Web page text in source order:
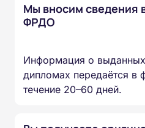
Мы вносим сведения
ФРДО
Информация о
дипломах передаётся в
течение 20–60 дней.